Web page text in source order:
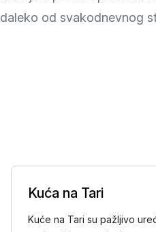
daleko od svakodnevnog
Kuća na Tari
Kuće na Tari su pažljivo